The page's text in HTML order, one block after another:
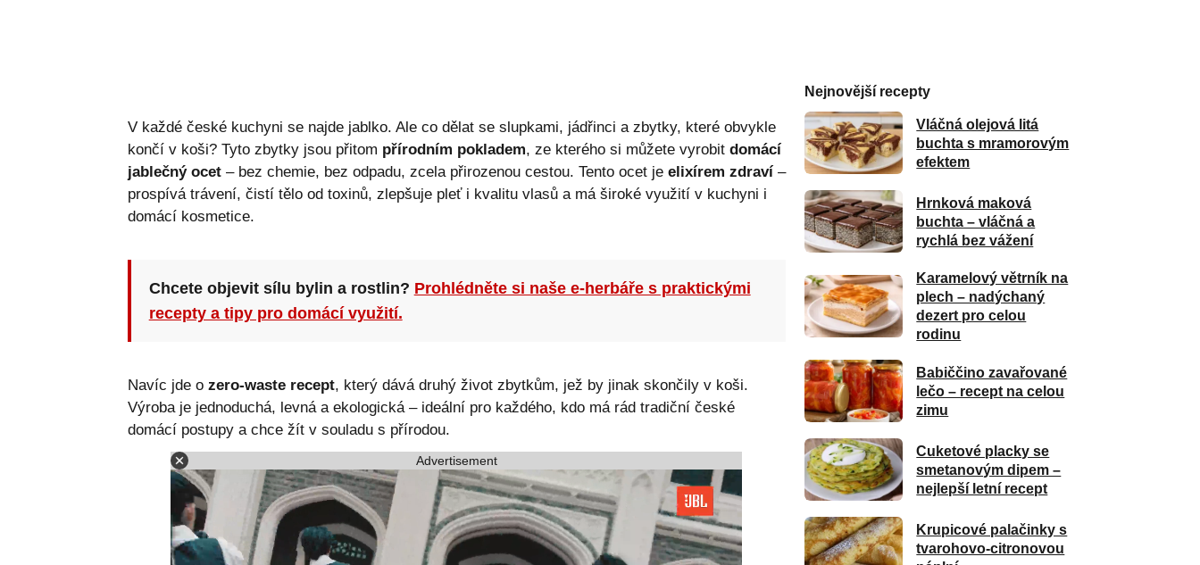
V každé české kuchyni se najde jablko. Ale co dělat se slupkami, jádřinci a zbytky, které obvykle
končí v koši? Tyto zbytky jsou přitom přírodním pokladem, ze kterého si můžete vyrobit domácí
jablečný ocet– bez chemie, bez odpadu, zcela přirozenou cestou. Tento ocet je elixírem zdraví–
prospívá trávení, čistí tělo od toxinů, zlepšuje pleť i kvalitu vlasů a má široké využití v kuchyni i
domácí kosmetice.
Chcete objevit sílu bylin a rostlin? Prohlédněte si naše e-herbáře s praktickými
recepty a tipy pro domácí využití.
Navíc jde o zero-waste recept, který dává druhý život zbytkům, jež by jinak skončily v koši.
Výroba je jednoduchá, levná a ekologická – ideální pro každého, kdo má rád tradiční české
domácí postupy a chce žít v souladu s přírodou.
Advertisement
Nejnovější recepty
Vláčná olejová litá
buchta s mramorovým
efektem
Hrnková maková
buchta – vláčná a
rychlá bez vážení
Karamelový větrník na
plech – nadýchaný
dezert pro celou
rodinu
Babiččino zavařované
lečo – recept na celou
zimu
Cuketové placky se
smetanovým dipem –
nejlepší letní recept
Krupicové palačinky s
tvarohovo-citronovou